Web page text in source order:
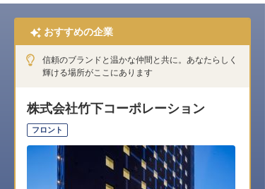
採用をお考えの企業様へ
おすすめの企業
信頼のブランドと温かな仲間と共に。あなたらしく
輝ける場所がここにあります
株式会社竹下コーポレーション
フロント